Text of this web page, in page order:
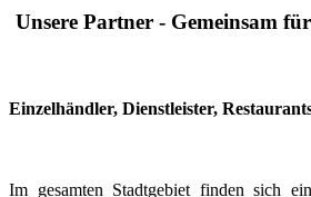
Unsere Partner - Gemeinsam
Einzelhändler, Dienstleister,
Im gesamten Stadtgebiet finden sich